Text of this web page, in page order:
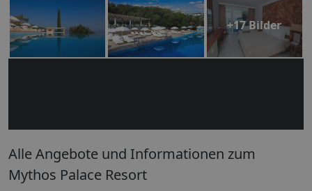
+17 Bilder
Alle Angebote und Informationen zum
Mythos Palace Resort